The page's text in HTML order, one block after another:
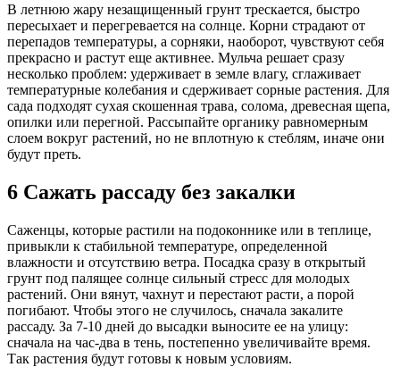
В летнюю жару незащищенный грунт трескается, быстро
пересыхает и перегревается на солнце. Корни страдают от
перепадов температуры, а сорняки, наоборот, чувствуют себя
прекрасно и растут еще активнее. Мульча решает сразу
несколько проблем: удерживает в земле влагу, сглаживает
температурные колебания и сдерживает сорные растения. Для
сада подходят сухая скошенная трава, солома, древесная щепа,
опилки или перегной. Рассыпайте органику равномерным
слоем вокруг растений, но не вплотную к стеблям, иначе они
будут преть.
6 Сажать рассаду без закалки
Саженцы, которые растили на подоконнике или в теплице,
привыкли к стабильной температуре, определенной
влажности и отсутствию ветра. Посадка сразу в открытый
грунт под палящее солнце сильный стресс для молодых
растений. Они вянут, чахнут и перестают расти, а порой
погибают. Чтобы этого не случилось, сначала закалите
рассаду. За 7-10 дней до высадки выносите ее на улицу:
сначала на час-два в тень, постепенно увеличивайте время.
Так растения будут готовы к новым условиям.